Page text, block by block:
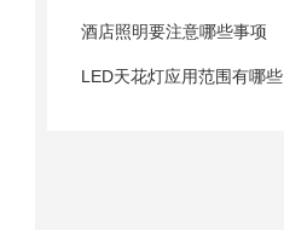
酒店照明要注意哪些事项
LED天花灯应用范围有哪些